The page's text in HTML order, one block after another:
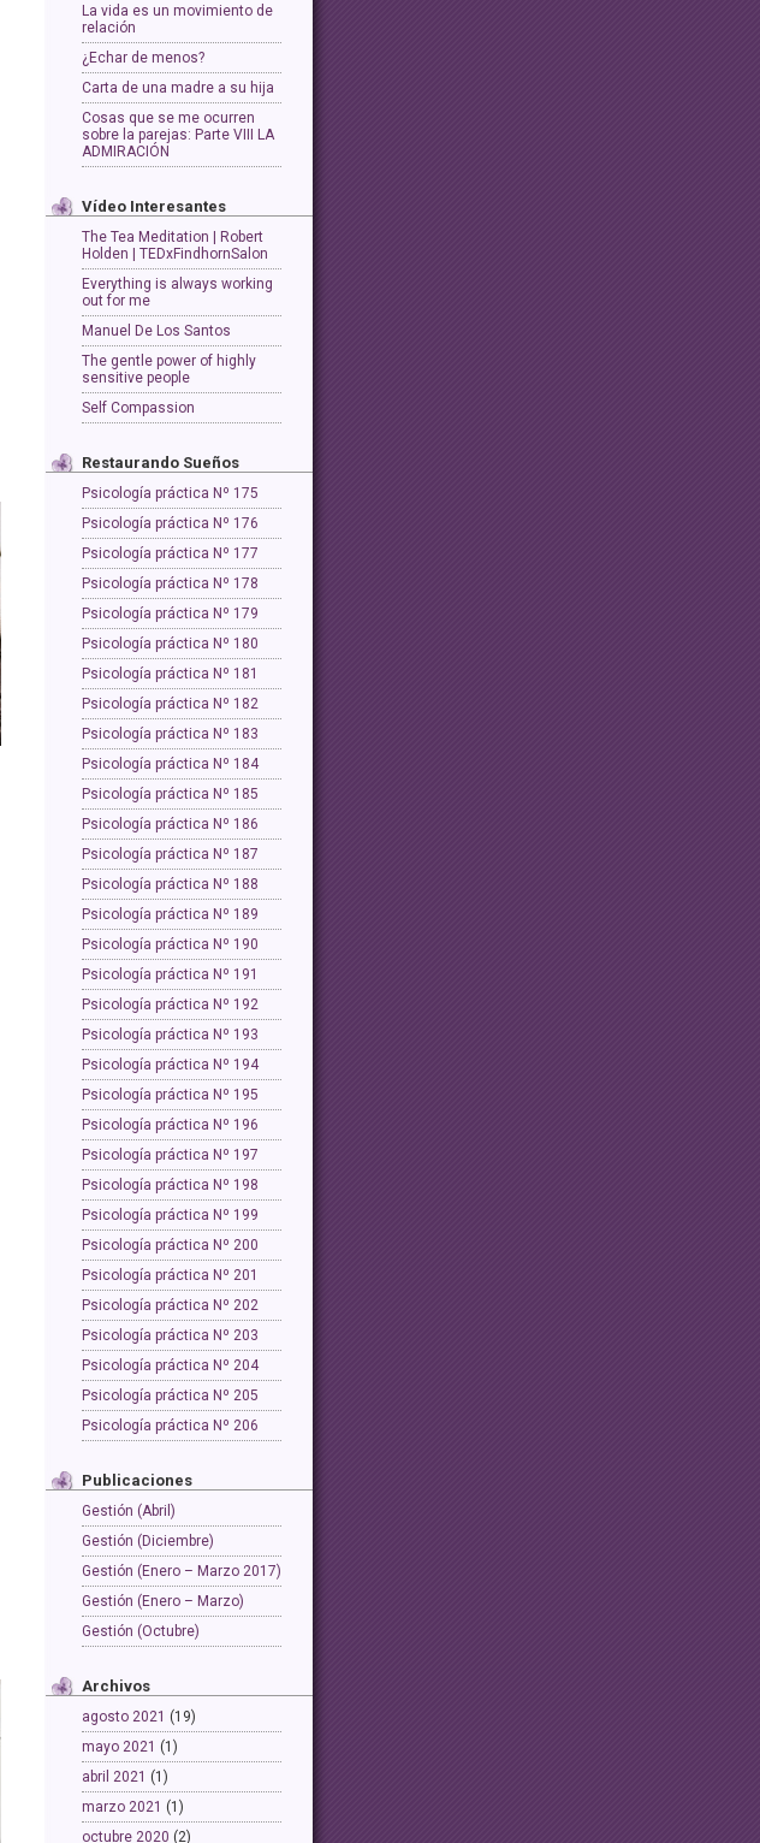
La vida es un movimiento de
relación
¿Echar de menos?
Carta de una madre a su hija
Cosas que se me ocurren
sobre la parejas: Parte VIII LA
ADMIRACIÓN
Vídeo Interesantes
The Tea Meditation | Robert
Holden | TEDxFindhornSalon
Everything is always working
out for me
Manuel De Los Santos
The gentle power of highly
sensitive people
Self Compassion
Restaurando Sueños
Psicología práctica Nº 175
Psicología práctica Nº 176
Psicología práctica Nº 177
Psicología práctica Nº 178
Psicología práctica Nº 179
Psicología práctica Nº 180
Psicología práctica Nº 181
Psicología práctica Nº 182
Psicología práctica Nº 183
Psicología práctica Nº 184
Psicología práctica Nº 185
Psicología práctica Nº 186
Psicología práctica Nº 187
Psicología práctica Nº 188
Psicología práctica Nº 189
Psicología práctica Nº 190
Psicología práctica Nº 191
Psicología práctica Nº 192
Psicología práctica Nº 193
Psicología práctica Nº 194
Psicología práctica Nº 195
Psicología práctica Nº 196
Psicología práctica Nº 197
Psicología práctica Nº 198
Psicología práctica Nº 199
Psicología práctica Nº 200
Psicología práctica Nº 201
Psicología práctica Nº 202
Psicología práctica Nº 203
Psicología práctica Nº 204
Psicología práctica Nº 205
Psicología práctica Nº 206
Publicaciones
Gestión (Abril)
Gestión (Diciembre)
Gestión (Enero – Marzo 2017)
Gestión (Enero – Marzo)
Gestión (Octubre)
Archivos
agosto 2021 (19)
mayo 2021 (1)
abril 2021 (1)
marzo 2021 (1)
octubre 2020 (2)